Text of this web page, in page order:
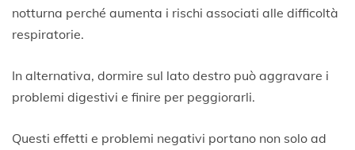
notturna perché aumenta i rischi associati alle difficoltà
respiratorie.
In alternativa, dormire sul lato destro può aggravare i
problemi digestivi e finire per peggiorarli.
Questi effetti e problemi negativi portano non solo ad